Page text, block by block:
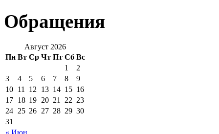
Обращения
Август 2026
Пн Вт Ср Чт Пт Сб Вс
1
2
3
4 5 6 7 8
9
10 11 12 13 14 15 16
17 18 19 20 21 22 23
24 25 26 27 28 29 30
31